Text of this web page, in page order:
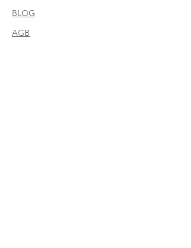
BLOG
AGB